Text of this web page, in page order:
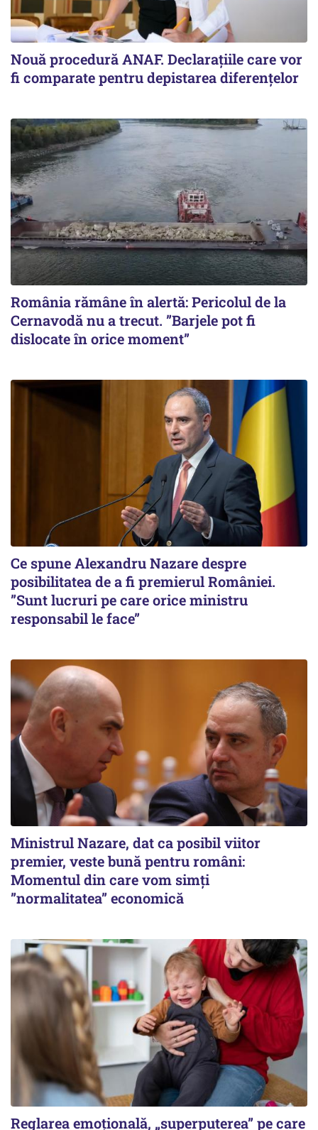
Nouă procedură ANAF. Declarațiile care vor
fi comparate pentru depistarea diferențelor
România rămâne în alertă: Pericolul de la
Cernavodă nu a trecut. ”Barjele pot fi
dislocate în orice moment”
Ce spune Alexandru Nazare despre
posibilitatea de a fi premierul României.
”Sunt lucruri pe care orice ministru
responsabil le face”
Ministrul Nazare, dat ca posibil viitor
premier, veste bună pentru români:
Momentul din care vom simți
”normalitatea” economică
Reglarea emoțională, „superputerea” pe care